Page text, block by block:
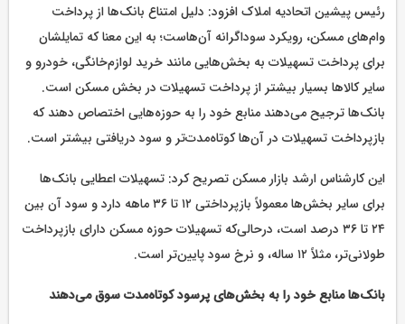
رئیس پیشین اتحادیه املاک افزود: دلیل امتناع بانک‌ها از پرداخت
وام‌های مسکن، رویکرد سوداگرانه آن‌هاست؛ به این معنا که تمایلشان
برای پرداخت تسهیلات به بخش‌هایی مانند خرید لوازم‌خانگی، خودرو و
سایر کالاها بسیار بیشتر از پرداخت تسهیلات در بخش مسکن است.
بانک‌ها ترجیح می‌دهند منابع خود را به حوزه‌هایی اختصاص دهند که
بازپرداخت تسهیلات در آن‌ها کوتاه‌مدت‌تر و سود دریافتی بیشتر است.
این کارشناس ارشد بازار مسکن تصریح کرد: تسهیلات اعطایی بانک‌ها
برای سایر بخش‌ها معمولاً بازپرداختی ۱۲ تا ۳۶ ماهه دارد و سود آن بین
۲۴ تا ۳۶ درصد است، درحالی‌که تسهیلات حوزه مسکن دارای بازپرداخت
طولانی‌تر، مثلاً ۱۲ ساله، و نرخ سود پایین‌تر است.
بانک‌ها منابع خود را به بخش‌های پرسود کوتاه‌مدت سوق می‌دهند